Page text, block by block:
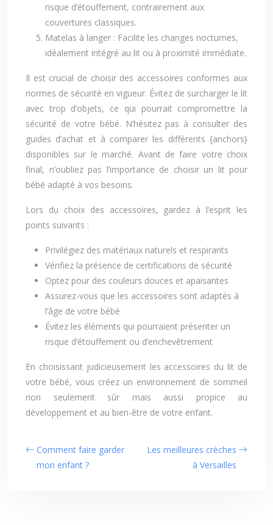
risque d’étouffement, contrairement aux
couvertures classiques.
Matelas à langer : Facilite les changes nocturnes,
idéalement intégré au lit ou à proximité immédiate.
Il est crucial de choisir des accessoires conformes aux
normes de sécurité en vigueur. Évitez de surcharger le lit
avec trop d’objets, ce qui pourrait compromettre la
sécurité de votre bébé. N’hésitez pas à consulter des
guides d’achat et à comparer les différents {anchors}
disponibles sur le marché. Avant de faire votre choix
final, n’oubliez pas l’importance de choisir un lit pour
bébé adapté à vos besoins.
Lors du choix des accessoires, gardez à l’esprit les
points suivants :
Privilégiez des matériaux naturels et respirants
Vérifiez la présence de certifications de sécurité
Optez pour des couleurs douces et apaisantes
Assurez-vous que les accessoires sont adaptés à
l’âge de votre bébé
Évitez les éléments qui pourraient présenter un
risque d’étouffement ou d’enchevêtrement
En choisissant judicieusement les accessoires du lit de
votre bébé, vous créez un environnement de sommeil
non seulement sûr mais aussi propice au
développement et au bien-être de votre enfant.
Comment faire garder
mon enfant ?
Les meilleures crèches
à Versailles